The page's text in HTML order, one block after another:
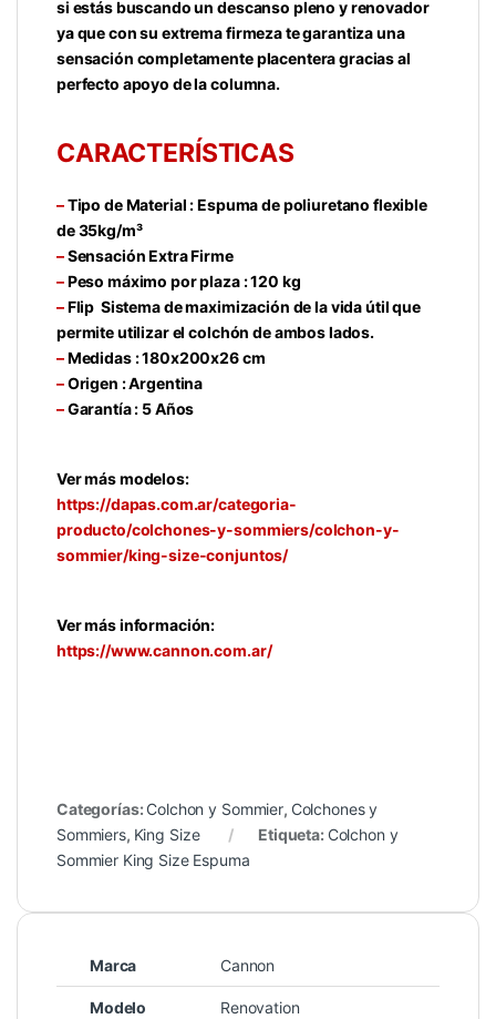
si estás buscando un descanso pleno y renovador
ya que con su extrema firmeza te garantiza una
sensación completamente placentera gracias al
perfecto apoyo de la columna.
CARACTERÍSTICAS
–Tipo de Material : Espuma de poliuretano flexible
de 35kg/m³
–Sensación Extra Firme
–Peso máximo por plaza : 120 kg
–Flip Sistema de maximización de la vida útil que
permite utilizar el colchón de ambos lados.
–Medidas : 180x200x26 cm
–Origen : Argentina
–Garantía : 5 Años
Ver más modelos:
https://dapas.com.ar/categoria-
producto/colchones-y-sommiers/colchon-y-
sommier/king-size-conjuntos/
Ver más información:
https://www.cannon.com.ar/
Categorías: Colchon y Sommier, Colchones y
Sommiers, King Size Etiqueta: Colchon y
Sommier King Size Espuma
Marca Cannon
Modelo Renovation